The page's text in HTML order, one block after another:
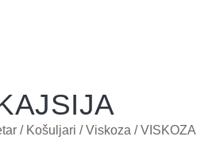
/ Košuljari /Viskoza / VISKOZA